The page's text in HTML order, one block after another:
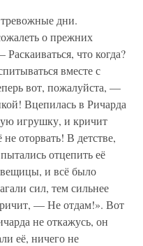
дни.
о прежних
что когда?
вместе с
вот, пожалуйста, —
Вцепилась в Ричарда
игрушку, и кричит
оторвать! В детстве,
отцепить её
и всё было
сил, тем сильнее
— Не отдам!». Вот
не откажусь, он
её, ничего не